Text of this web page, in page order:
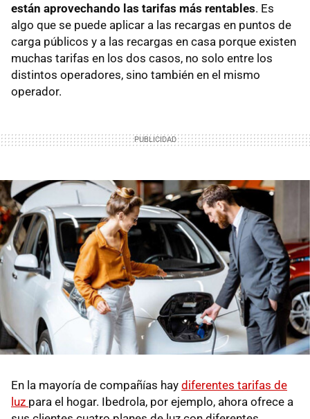
están aprovechando las tarifas más rentables. Es
algo que se puede aplicar a las recargas en puntos de
carga públicos y a las recargas en casa porque existen
muchas tarifas en los dos casos, no solo entre los
distintos operadores, sino también en el mismo
operador.
En la mayoría de compañías hay diferentes tarifas de
luz para el hogar. Ibedrola, por ejemplo, ahora ofrece a